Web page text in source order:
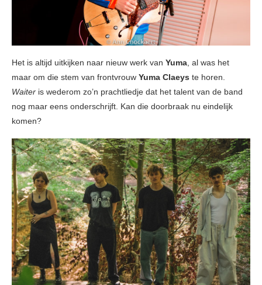
Het is altijd uitkijken naar nieuw werk van Yuma , al was het
maar om die stem van frontvrouw Yuma Claeys te horen.
Waiter is wederom zo’n prachtliedje dat het talent van de band
nog maar eens onderschrijft. Kan die doorbraak nu eindelijk
komen?